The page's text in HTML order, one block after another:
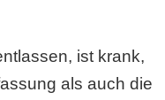
ist krank,
als auch die